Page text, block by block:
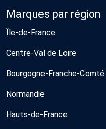
Marques par région
Île-de-France
Centre-Val de Loire
Bourgogne-Franche-Comté
Normandie
Hauts-de-France